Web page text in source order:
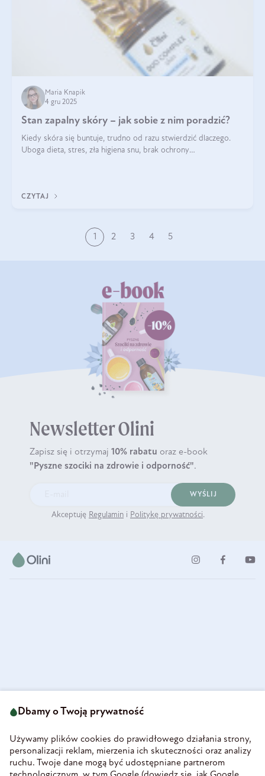
Maria Knapik
4 gru 2025
Stan zapalny skóry – jak sobie z nim poradzić?
Kiedy skóra się buntuje, trudno od razu stwierdzić dlaczego.
Uboga dieta, stres, zła higiena snu, brak ochrony
CZYTAJ
1 2 3 4 5
Newsletter Olini
Zapisz się i otrzymaj 10% rabatu oraz e-book
"Pyszne szociki na zdrowie i odporność".
WYŚLIJ
Akceptuję Regulamin i Politykę prywatności.
58-160 Świebodzice
REGON 890213034
INFORMACJE
Dbamy o Twoją prywatność
Używamy plików cookies do prawidłowego działania strony,
personalizacji reklam, mierzenia ich skuteczności oraz analizy
ruchu. Twoje dane mogą być udostępniane partnerom